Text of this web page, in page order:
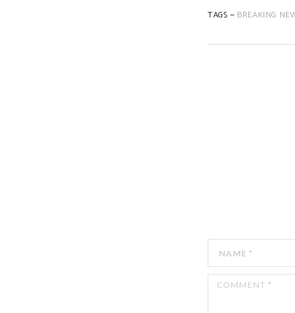
TAGS — BREAKING